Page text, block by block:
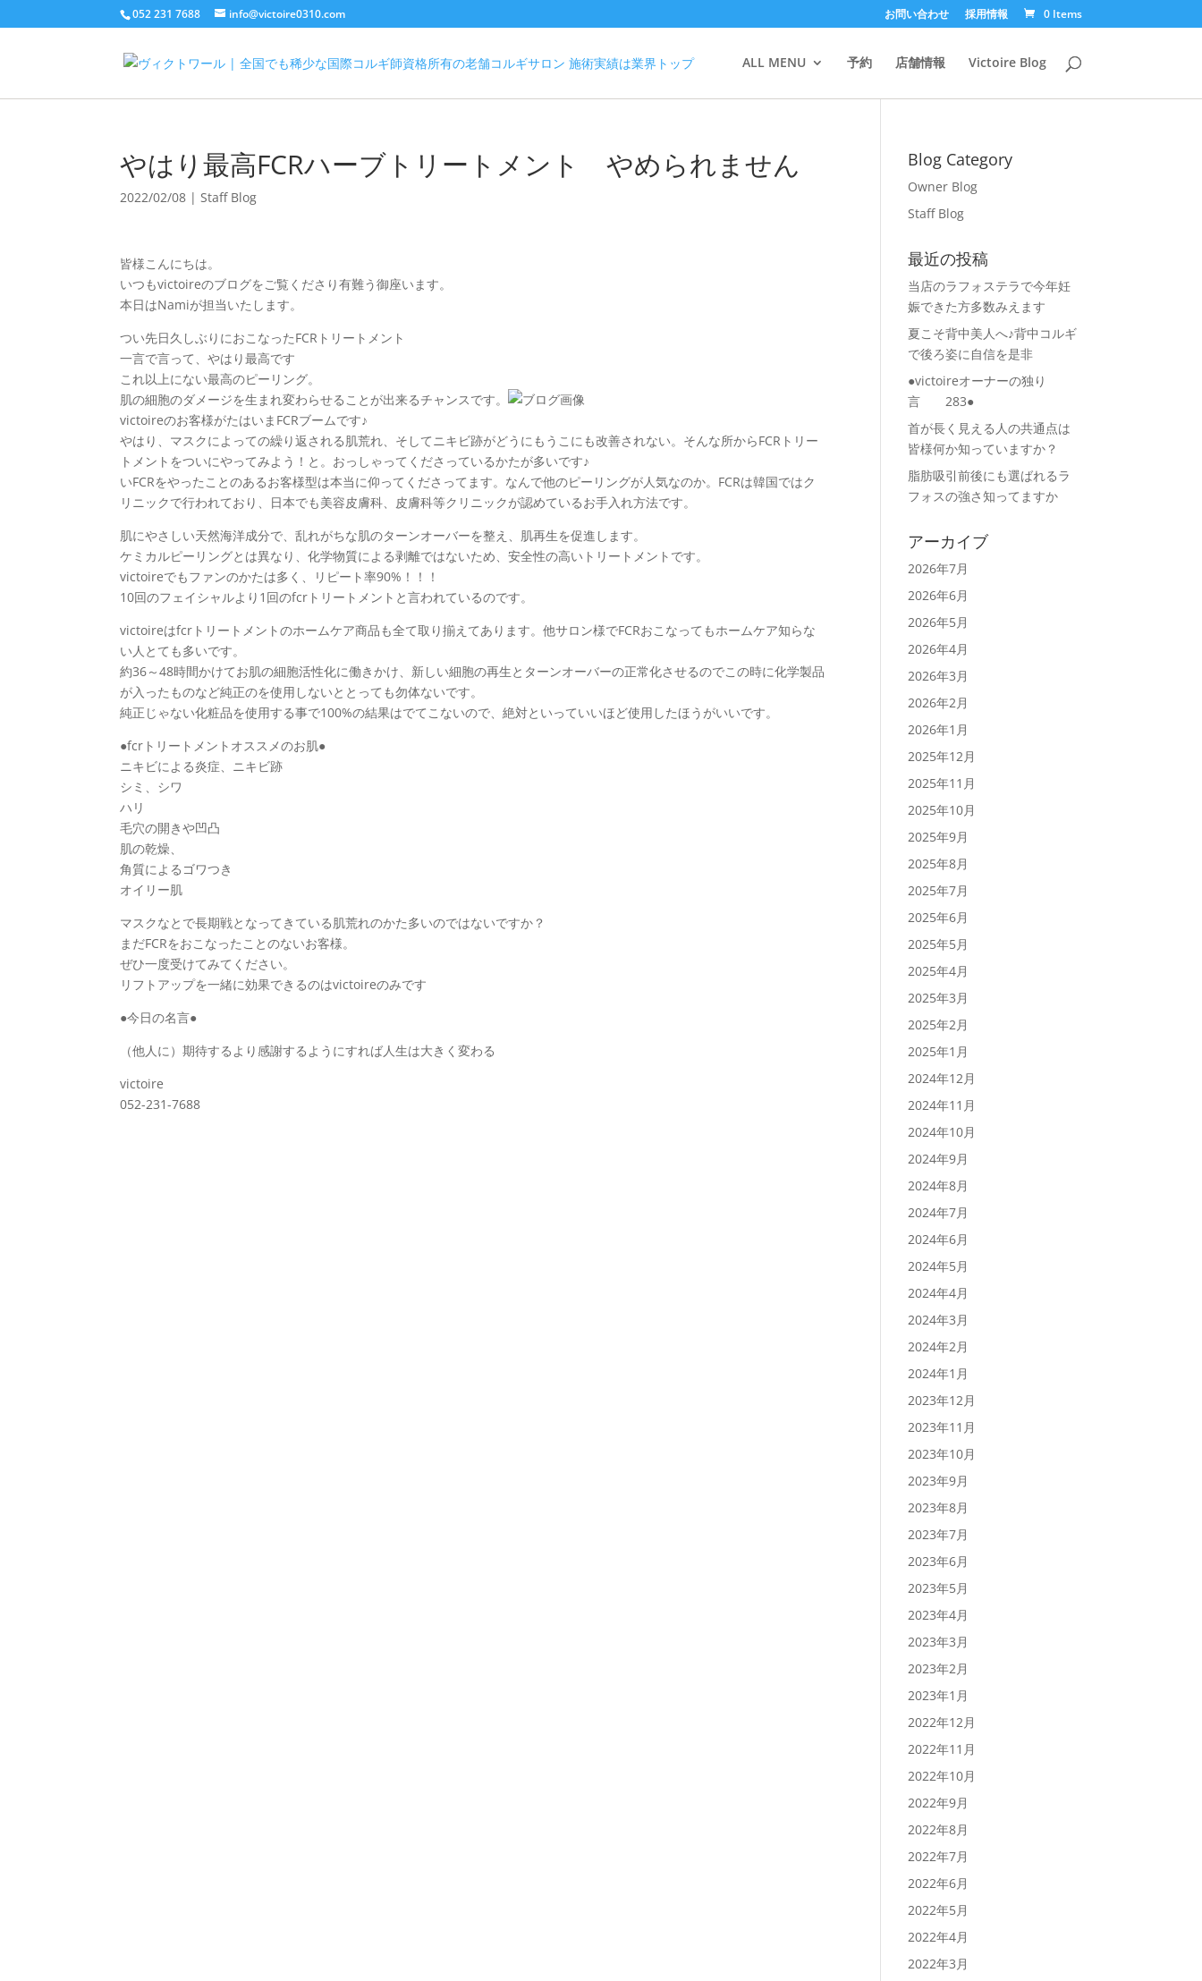
052 231 7688 info@victoire0310.com お問い合わせ 採用情報 0 Items
ALL MENU 予約 店舗情報 Victoire Blog
やはり最高FCRハーブトリートメント やめられません
2022/02/08 |Staff Blog
皆様こんにちは。
いつもvictoireのブログをご覧くださり有難う御座います。
本日はNamiが担当いたします。
つい先日久しぶりにおこなったFCRトリートメント
一言で言って、やはり最高です
これ以上にない最高のピーリング。
肌の細胞のダメージを生まれ変わらせることが出来るチャンスです。
victoireのお客様がたはいまFCRブームです♪
やはり、マスクによっての繰り返される肌荒れ、そしてニキビ跡がどうにもうこにも改善されない。そんな所からFCRトリー
トメントをついにやってみよう！と。おっしゃってくださっているかたが多いです♪
いFCRをやったことのあるお客様型は本当に仰ってくださってます。なんで他のピーリングが人気なのか。FCRは韓国ではク
リニックで行われており、日本でも美容皮膚科、皮膚科等クリニックが認めているお手入れ方法です。
肌にやさしい天然海洋成分で、乱れがちな肌のターンオーバーを整え、肌再生を促進します。
ケミカルピーリングとは異なり、化学物質による剥離ではないため、安全性の高いトリートメントです。
victoireでもファンのかたは多く、リピート率90%！！！
10回のフェイシャルより1回のfcrトリートメントと言われているのです。
victoireはfcrトリートメントのホームケア商品も全て取り揃えてあります。他サロン様でFCRおこなってもホームケア知らな
い人とても多いです。
約36～48時間かけてお肌の細胞活性化に働きかけ、新しい細胞の再生とターンオーバーの正常化させるのでこの時に化学製品
が入ったものなど純正のを使用しないととっても勿体ないです。
純正じゃない化粧品を使用する事で100%の結果はでてこないので、絶対といっていいほど使用したほうがいいです。
●fcrトリートメントオススメのお肌●
ニキビによる炎症、ニキビ跡
シミ、シワ
ハリ
毛穴の開きや凹凸
肌の乾燥、
角質によるゴワつき
オイリー肌
マスクなとで長期戦となってきている肌荒れのかた多いのではないですか？
まだFCRをおこなったことのないお客様。
ぜひ一度受けてみてください。
リフトアップを一緒に効果できるのはvictoireのみです
●今日の名言●
（他人に）期待するより感謝するようにすれば人生は大きく変わる
victoire
052-231-7688
Blog Category
Owner Blog
Staff Blog
最近の投稿
当店のラフォステラで今年妊
娠できた方多数みえます
夏こそ背中美人へ♪背中コルギ
で後ろ姿に自信を是非
●victoireオーナーの独り
言 283●
首が長く見える人の共通点は
皆様何か知っていますか？
脂肪吸引前後にも選ばれるラ
フォスの強さ知ってますか
アーカイブ
2026年7月
2026年6月
2026年5月
2026年4月
2026年3月
2026年2月
2026年1月
2025年12月
2025年11月
2025年10月
2025年9月
2025年8月
2025年7月
2025年6月
2025年5月
2025年4月
2025年3月
2025年2月
2025年1月
2024年12月
2024年11月
2024年10月
2024年9月
2024年8月
2024年7月
2024年6月
2024年5月
2024年4月
2024年3月
2024年2月
2024年1月
2023年12月
2023年11月
2023年10月
2023年9月
2023年8月
2023年7月
2023年6月
2023年5月
2023年4月
2023年3月
2023年2月
2023年1月
2022年12月
2022年11月
2022年10月
2022年9月
2022年8月
2022年7月
2022年6月
2022年5月
2022年4月
2022年3月